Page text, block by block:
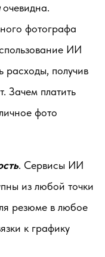
очевидна.
фотографа
ИИ
расходы, получив
Зачем платить
фото
. Сервисы ИИ
из любой точки
резюме в любое
к графику